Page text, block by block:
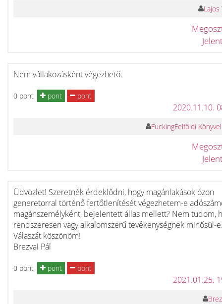
Lajos
Nem vállakozásként végezhető.
0 pont pont pont
2020.11.10.
FuckingFelföldi
Üdvözlet! Szeretnék érdeklődni, hogy magánlakások ózon
generetorral történő fertőtlenítését végezhetem-e
magánszemélyként, bejelentett állas mellett? Nem tudom,
rendszeresen vagy alkalomszerű tevékenységnek minősül-
Válaszát köszönöm!
Brezvai Pál
0 pont pont pont
2021.01.25.